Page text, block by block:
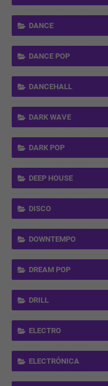
DANCE
DANCE POP
DANCEHALL
DARK WAVE
DARK POP
DEEP HOUSE
DISCO
DOWNTEMPO
DREAM POP
DRILL
ELECTRO
ELECTRÓNICA